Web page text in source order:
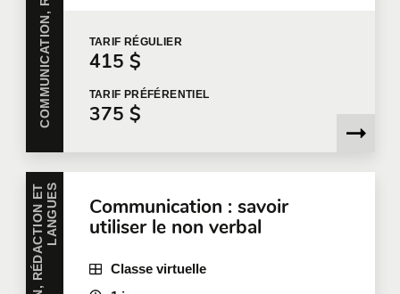
TARIF RÉGULIER
415 $
TARIF PRÉFÉRENTIEL
375 $
S Communication : savoir
utiliser le non verbal
Classe virtuelle